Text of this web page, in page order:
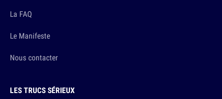
La FAQ
Le Manifeste
Nous contacter
LES TRUCS SÉRIEUX